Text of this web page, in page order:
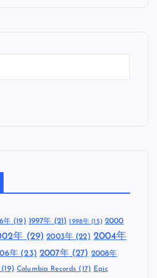
年(19) 1997年 (21) 1998年 (15) 2000
年 (29) 2003年 (22) 2004年
年 (23) 2007年(27) 2008年
(19) Columbia Records (17) Epic